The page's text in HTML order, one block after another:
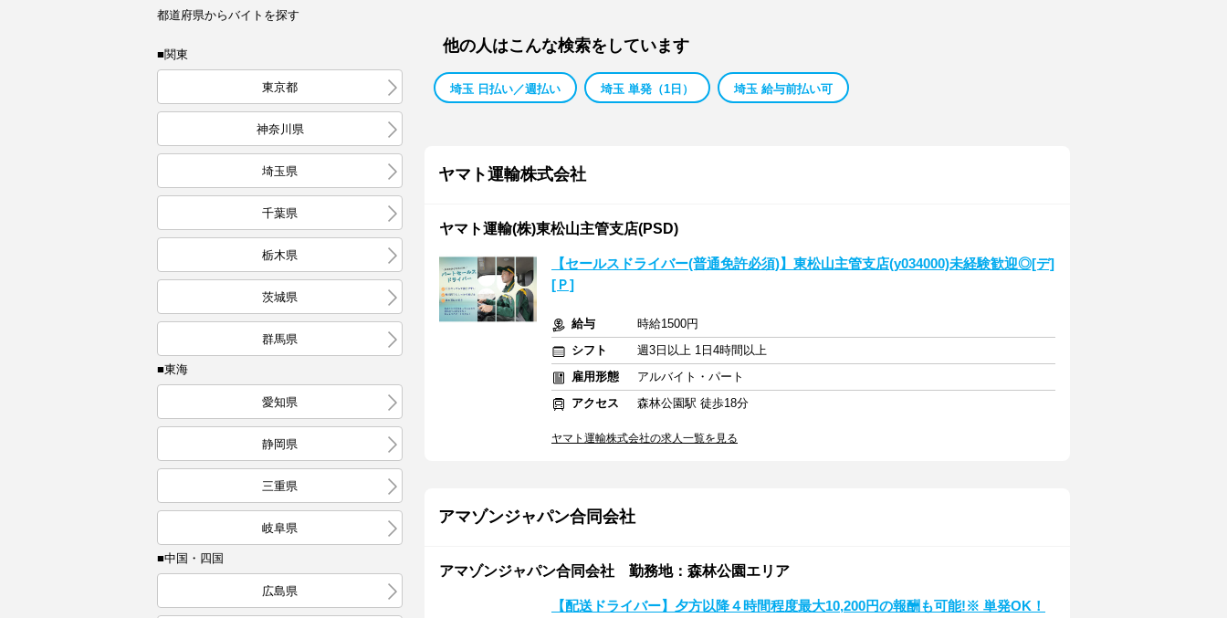
都道府県からバイトを探す
■関東
東京都
神奈川県
埼玉県
千葉県
栃木県
茨城県
群馬県
■東海
愛知県
静岡県
三重県
岐阜県
■中国・四国
広島県
他の人はこんな検索をしています
埼玉 日払い／週払い 埼玉 単発（1日） 埼玉 給与前払い可
ヤマト運輸株式会社
ヤマト運輸(株)東松山主管支店(PSD)
【セールスドライバー(普通免許必須)】東松山主管支店(y034000)未経験歓迎◎[デ]
[Ｐ]
給与
時給1500円
シフト
週3日以上 1日4時間以上
雇用形態
アルバイト・パート
アクセス
森林公園駅 徒歩18分
ヤマト運輸株式会社の求人一覧を見る
アマゾンジャパン合同会社
アマゾンジャパン合同会社 勤務地：森林公園エリア
【配送ドライバー】夕方以降４時間程度最大10,200円の報酬も可能!※ 単発OK！